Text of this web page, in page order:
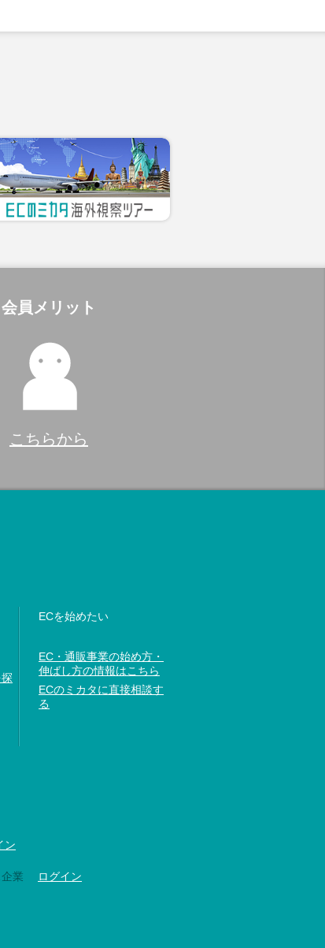
会員メリット
こちらから
ECを始めたい
EC・通販事業の始め方・
伸ばし方の情報はこちら
ECのミカタに直接相談す
る
ン
業 ログイン